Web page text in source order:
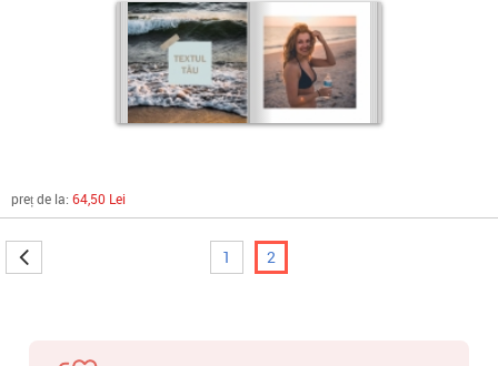
preț de la: 64,50 Lei
1 2